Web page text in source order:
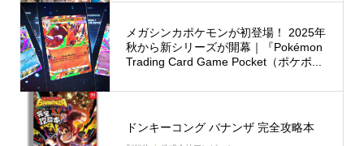
メガシンカポケモンが初登場！ 2025年
秋から新シリーズが開幕｜『Pokémon
Trading Card Game Pocket（ポケポ...
ドンキーコング バナンザ 完全攻略本